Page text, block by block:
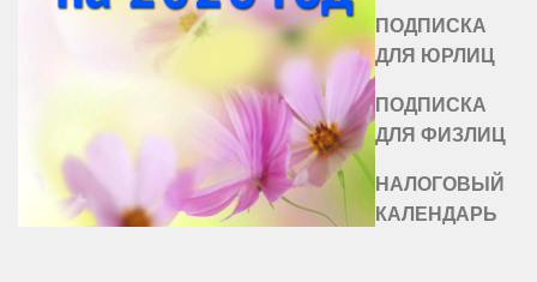
ПОДПИСКА
ДЛЯ ЮРЛИЦ
ПОДПИСКА
ДЛЯ ФИЗЛИЦ
НАЛОГОВЫЙ
КАЛЕНДАРЬ